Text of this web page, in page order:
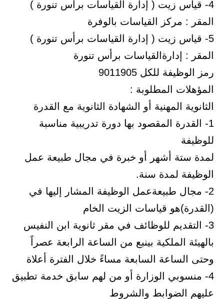
4- قياس زيت ( إدارة القياسات برأس تنورة )
المقر : مركز القياسات بالوفرة
5- قياس زيت ( إدارة القياسات برأس تنورة )
المقر : إدارةالقياسات برأس تنورة
رمز الوظيفة للكل 9011905
المؤهلات المطلوبة :
الثانوية المهنية أو الشهادة الثانوية مع القدرة
1- القدرة المقصود بها دورة تدريبية مناسبة
للوظيفة
لمدة ستة أشهر أو خبرة في مجال طبيعة عمل
الوظيفة لمدة سنة.
2- مجال طبيعةعمل الوظيفة المشار إليها في
(القدرة)هو قياسات الزيت الخام
3- التقديم للوظائف في مقر ثانوية ابن النفيس
بالهيئة الملكية بينبع من الساعة الرابعة عصراً
وحتى الساعة السابعة مساءً خلال الفترة أعلاة
4- منسوبي الوزارة أو من لهم سابق خدمة تطبيق
عليهم الضوابط والشروط